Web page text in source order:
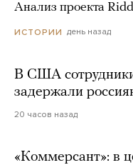
Анализ проекта
ИСТОРИИ день назад
В США
задержали
20 часов назад
«Коммерсант»: в